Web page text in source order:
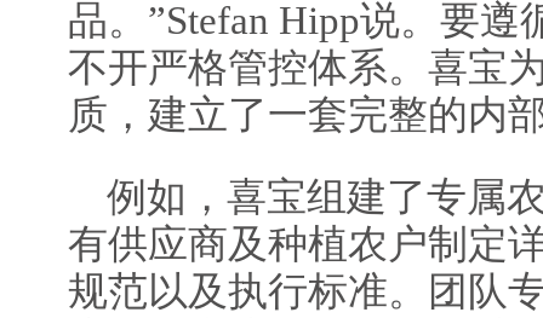
品。”Stefan Hipp说。要
不开严格管控体系。喜宝
质，建立了一套完整的内
例如，喜宝组建了专属
有供应商及种植农户制定
规范以及执行标准。团队